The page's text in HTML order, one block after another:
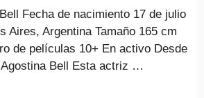
Fecha de nacimiento 17 de julio
Aires, Argentina Tamaño 165 cm
de películas 10+ En activo Desde
Bell Esta actriz …